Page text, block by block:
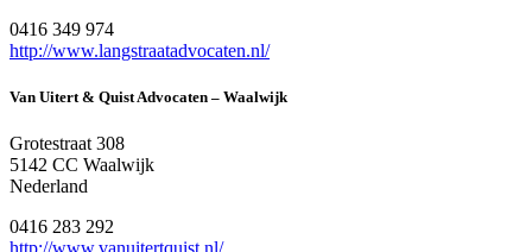
0416 349 974
http://www.langstraatadvocaten.nl/
Van Uitert & Quist Advocaten – Waalwijk
Grotestraat 308
5142 CC Waalwijk
Nederland
0416 283 292